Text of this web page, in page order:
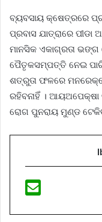
ବ୍ୟବସାୟ କ୍ଷେତ୍ରରେ
ପ୍ରବାସ ଯାତ୍ରାରେ
ମାନସିକ ଏକାଗ୍ରତା
ପୈତୃକସମ୍ପତ୍ତି ନେଇ
ଶତ୍ରୁତା ଫଳରେ
ରହିବନାହିଁ ।
ରୋଗ ପୁନରାୟ ମୁଣ୍ଡ